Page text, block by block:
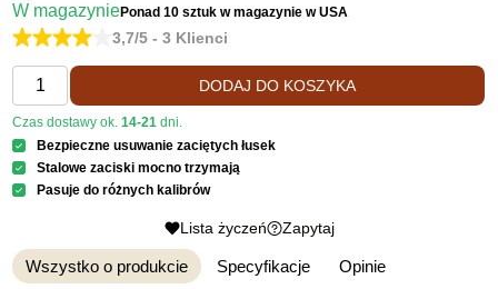
W magazyniePonad 10 sztukw magazynie w USA
3,7/5 - 3 Klienci
DODAJ DO KOSZYKA
Czas dostawy ok.14-21 dni.
Bezpieczne usuwanie zaciętych łusek
Stalowe zaciski mocno trzymają
Pasuje do różnych kalibrów
Lista życzeń Zapytaj
Wszystko o produkcie Specyfikacje Opinie